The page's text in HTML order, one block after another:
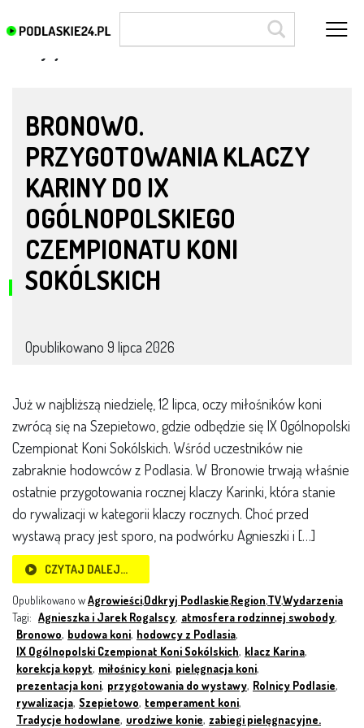
Tradycje hodowlane
BRONOWO.
PRZYGOTOWANIA KLACZY
KARINY DO IX
OGÓLNOPOLSKIEGO
CZEMPIONATU KONI
SOKÓLSKICH
Opublikowano 9 lipca 2026
Już w najbliższą niedzielę, 12 lipca, oczy miłośników koni
zwrócą się na Szepietowo, gdzie odbędzie się IX Ogólnopolski
Czempionat Koni Sokólskich. Wśród uczestników nie
zabraknie hodowców z Podlasia. W Bronowie trwają właśnie
ostatnie przygotowania rocznej klaczy Karinki, która stanie
do rywalizacji w kategorii klaczy rocznych. Choć przed
wystawą pracy jest sporo, na podwórku Agnieszki i […]
CZYTAJ DALEJ…
Opublikowano wAgrowieści,Odkryj Podlaskie,Region,TV,Wydarzenia
Tagi: Agnieszka i Jarek Rogalscy, atmosfera rodzinnej swobody,
Bronowo, budowa koni, hodowcy z Podlasia,
IX Ogólnopolski Czempionat Koni Sokólskich, klacz Karina,
korekcja kopyt, miłośnicy koni, pielęgnacja koni,
prezentacja koni, przygotowania do wystawy, Rolnicy Podlasie,
rywalizacja, Szepietowo, temperament koni,
Tradycje hodowlane, urodziwe konie, zabiegi pielęgnacyjne.